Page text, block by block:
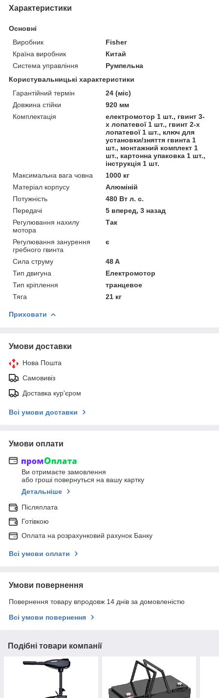
Характеристики
Основні
Виробник
Fisher
Країна виробник
Китай
Система управління
Румпельна
Користувальницькі характеристики
Гарантійний термін
24 (міс)
Довжина стійки
920 мм
Комплектація
електромотор 1 шт., гвинт 3-
х лопатевої 1 шт., гвинт 2-х
лопатевої 1 шт., ключ для
установки/зняття гвинта 1
шт., монтажний комплект 1
шт., картонна упаковка 1 шт.,
інструкція 1 шт.
Максимальна вага човна
1000 кг
Матеріал корпусу
Алюміній
Потужність
480 Вт л. с.
Передачі
5 вперед, 3 назад
Регулювання нахилу
мотора
Так
Регулювання занурення
гребного гвинта
є
Сила струму
48 A
Тип двигуна
Електромотор
Тип кріплення
транцевое
Тяга
21 кг
Приховати
Умови доставки
Нова Пошта
Самовивіз
Доставка кур'єром
Всі умови доставки
Умови оплати
Ви отримаєте замовлення
або гроші повернуться на вашу картку
Детальніше
Післяплата
Готівкою
Оплата на розрахунковий рахунок Банку
Всі умови оплати
Умови повернення
Повернення товару впродовж 14 днів за домовленістю
Всі умови повернення
Подібні товари компанії